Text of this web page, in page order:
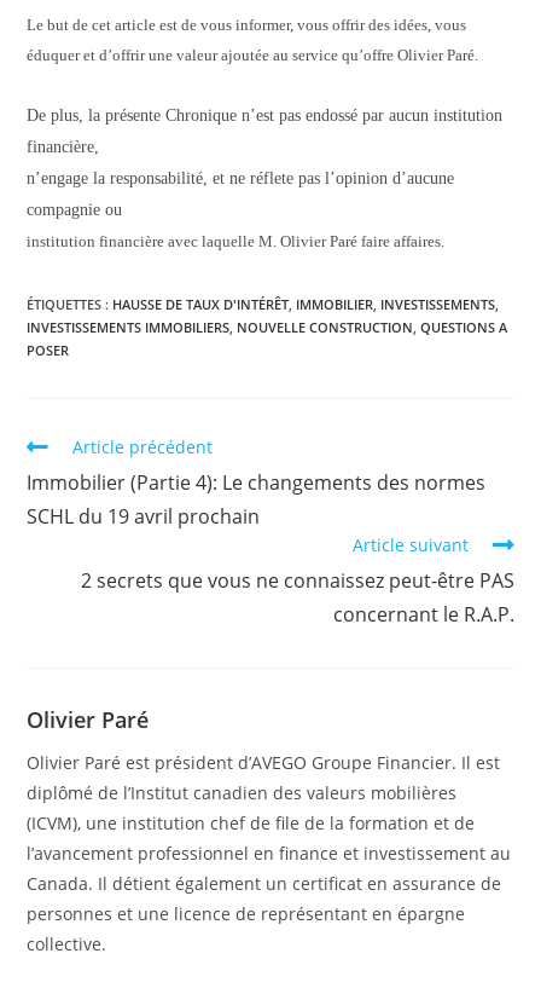
Le but de cet article est de vous informer, vous offrir des idées, vous
éduquer et d’offrir une valeur ajoutée au service qu’offre Olivier Paré.
De plus, la présente Chronique n’est pas endossé par aucun institution
financière,
n’engage la responsabilité, et ne réflete pas l’opinion d’aucune
compagnie ou
institution financière avec laquelle M. Olivier Paré faire affaires.
ÉTIQUETTES : HAUSSE DE TAUX D'INTÉRÊT, IMMOBILIER, INVESTISSEMENTS,
INVESTISSEMENTS IMMOBILIERS, NOUVELLE CONSTRUCTION, QUESTIONS A
POSER
Read
articles
Article précédent
Immobilier (Partie 4): Le changements des normes
SCHL du 19 avril prochain
Article suivant
2 secrets que vous ne connaissez peut-être PAS
concernant le R.A.P.
Olivier Paré
Olivier Paré est président d’AVEGO Groupe Financier. Il est
diplômé de l’Institut canadien des valeurs mobilières
(ICVM), une institution chef de file de la formation et de
l’avancement professionnel en finance et investissement au
Canada. Il détient également un certificat en assurance de
personnes et une licence de représentant en épargne
collective.